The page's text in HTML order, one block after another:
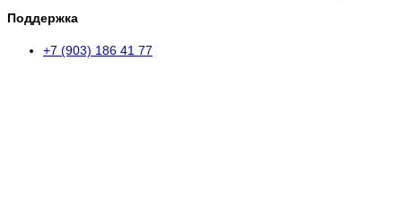
Поддержка
+7 (903) 186 41 77